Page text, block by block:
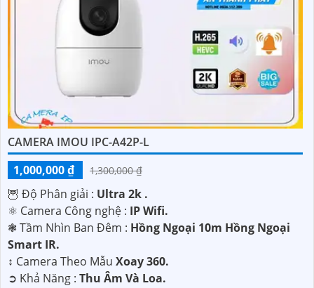
CAMERA IMOU IPC-A42P-L
1,000,000 ₫
1,300,000 ₫
🦉 Độ Phân giải : Ultra 2k .
⚛️ Camera Công nghệ : IP Wifi.
❃ Tầm Nhìn Ban Đêm : Hồng Ngoại 10m Hồng Ngoại
Smart IR.
↕️ Camera Theo Mẫu Xoay 360.
️➲ Khả Năng : Thu Âm Và Loa.